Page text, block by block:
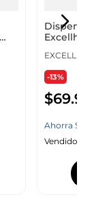
-13%
$69.
Ahorra$
Vendido